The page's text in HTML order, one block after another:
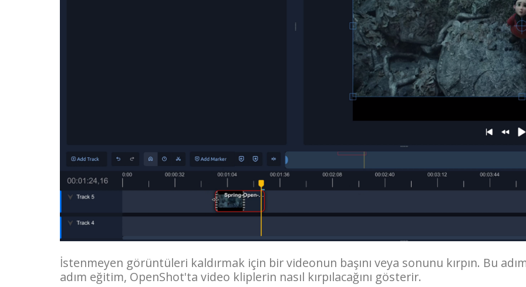
İstenmeyen görüntüleri kaldırmak için bir videonun başını veya sonunu kırpın. Bu
adım eğitim, OpenShot'ta video kliplerin nasıl kırpılacağını gösterir.